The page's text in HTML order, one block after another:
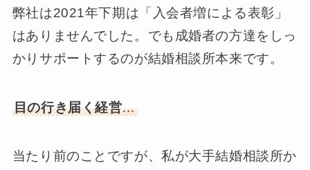
弊社は2021年下期は「入会者増による表彰」
はありませんでした。でも成婚者の方達をしっ
かりサポートするのが結婚相談所本来です。
目の行き届く経営…
当たり前のことですが、私が大手結婚相談所か